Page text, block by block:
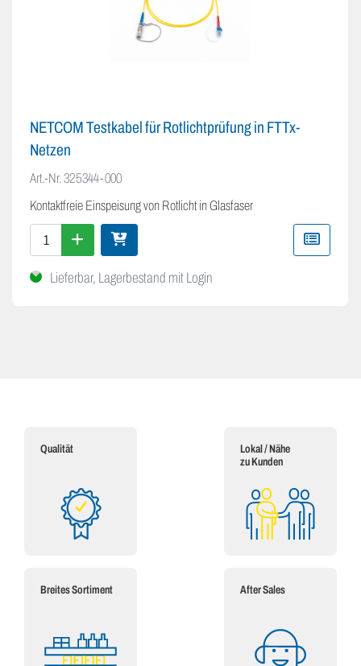
NETCOM Testkabel für Rotlichtprüfung in FTTx-
Netzen
Art.-Nr.325344-000
Kontaktfreie Einspeisung von Rotlicht in Glasfaser
Lieferbar, Lagerbestand mit Login
Qualität
Lokal / Nähe
zu Kunden
Breites Sortiment After Sales